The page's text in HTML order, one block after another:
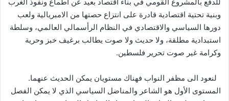
للدفع بالمشروع القومي في بناء اقتصاد بعيد عن أطماع ونفوذ الغرب
وبنية تحتية اقتصادية قادرة على انتزاع حصتها من الامبريالية ولعب
دورها السياسي والاقتصادي في النظام الرأسمالي العالمي، وسلطة
استبدادية مطلقة، ولا حديث ولا صوت يطالب برغيف خبز وحرية
وكرامة غير صوت تحرير فلسطين.
لنعود الى مظفر النواب فهناك مستويان يمكن الحديث عنهما.
المستوى الأول هو الشاعر والمناضل السياسي الذي لا يمكن الفصل